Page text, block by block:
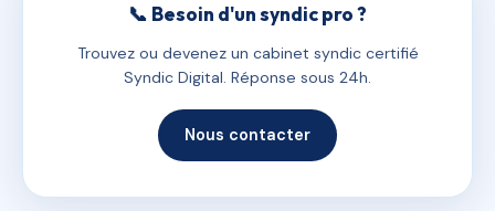
📞 Besoin d'un syndic pro ?
Trouvez ou devenez un cabinet syndic certifié
Syndic Digital. Réponse sous 24h.
Nous contacter